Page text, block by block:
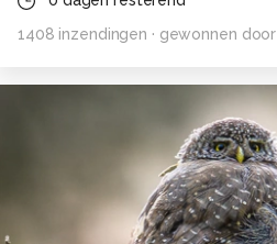
1408 inzendingen · gewonnen door